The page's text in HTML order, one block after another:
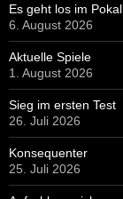
Es geht los im Pokal
6. August 2026
Aktuelle Spiele
1. August 2026
Sieg im ersten Test
26. Juli 2026
Konsequenter
25. Juli 2026